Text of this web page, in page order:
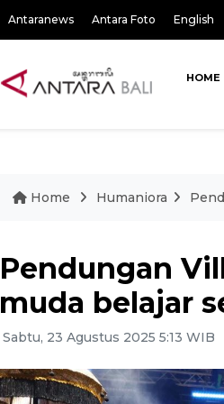
Antaranews Antara Foto English
HOME
Home Humaniora
Pendungan
muda belajar
Sabtu, 23 Agustus 2025 5:13 WIB